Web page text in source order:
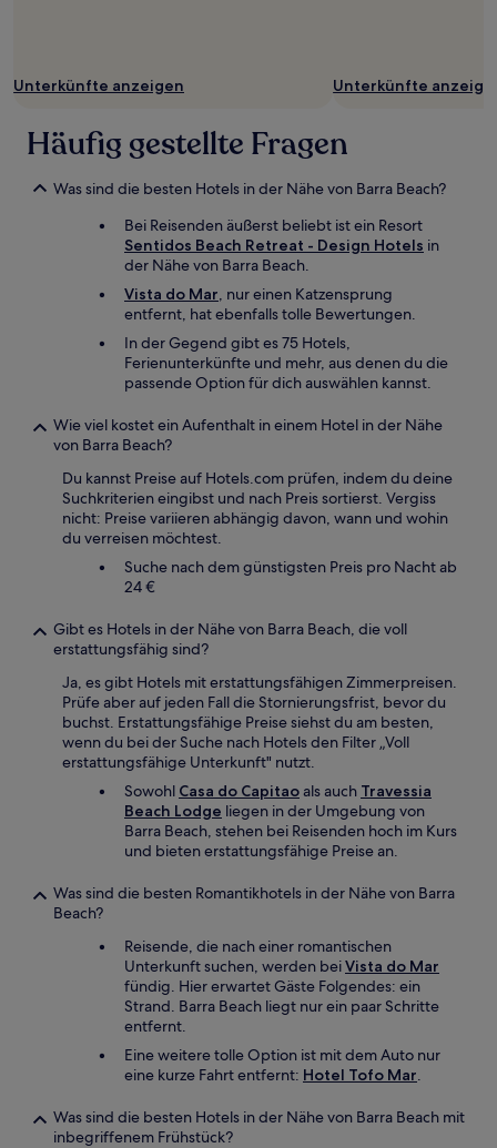
können
Bedingungen
gelten.
Unterkünfte anzeigen Unterkünfte
Häufig gestellte Fragen
Was sind die besten Hotels in der Nähe von Barra Beach?
Bei Reisenden äußerst beliebt ist ein Resort
Sentidos Beach Retreat - Design Hotels in
der Nähe von Barra Beach.
Vista do Mar, nur einen Katzensprung
entfernt, hat ebenfalls tolle Bewertungen.
In der Gegend gibt es 75 Hotels,
Ferienunterkünfte und mehr, aus denen du die
passende Option für dich auswählen kannst.
Wie viel kostet ein Aufenthalt in einem Hotel in der Nähe
von Barra Beach?
Du kannst Preise auf Hotels.com prüfen, indem du deine
Suchkriterien eingibst und nach Preis sortierst. Vergiss
nicht: Preise variieren abhängig davon, wann und wohin
du verreisen möchtest.
Suche nach dem günstigsten Preis pro Nacht ab
24 €
Gibt es Hotels in der Nähe von Barra Beach, die voll
erstattungsfähig sind?
Ja, es gibt Hotels mit erstattungsfähigen Zimmerpreisen.
Prüfe aber auf jeden Fall die Stornierungsfrist, bevor du
buchst. Erstattungsfähige Preise siehst du am besten,
wenn du bei der Suche nach Hotels den Filter „Voll
erstattungsfähige Unterkunft" nutzt.
Sowohl Casa do Capitao als auch Travessia
Beach Lodge liegen in der Umgebung von
Barra Beach, stehen bei Reisenden hoch im Kurs
und bieten erstattungsfähige Preise an.
Was sind die besten Romantikhotels in der Nähe von Barra
Beach?
Reisende, die nach einer romantischen
Unterkunft suchen, werden beiVista do Mar
fündig. Hier erwartet Gäste Folgendes: ein
Strand. Barra Beach liegt nur ein paar Schritte
entfernt.
Eine weitere tolle Option ist mit dem Auto nur
eine kurze Fahrt entfernt: Hotel Tofo Mar.
Was sind die besten Hotels in der Nähe von Barra Beach mit
inbegriffenem Frühstück?